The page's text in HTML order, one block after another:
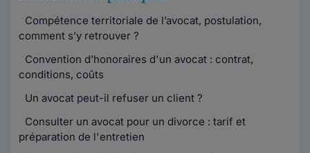
Compétence territoriale de l’avocat, postulation,
comment s’y retrouver ?
Convention d’honoraires d'un avocat : contrat,
conditions, coûts
Un avocat peut-il refuser un client ?
Consulter un avocat pour un divorce : tarif et
préparation de l'entretien